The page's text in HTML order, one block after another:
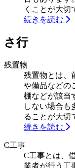
くことが大切
続きを読む
さ行
残置物
残置物とは、
や備品などの
棚などが該当
しない場合も
ることが大切
続きを読む
C工事
C工事とは、
業者が行う工